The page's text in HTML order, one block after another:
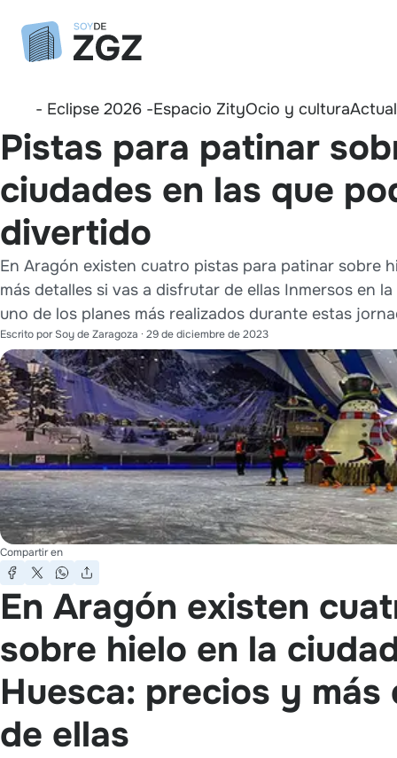
- Eclipse 2026 -Espacio ZityOcio y cultura
Pistas para patinar
ciudades en las que
divertido
En Aragón existen cuatro pistas para patinar sobre
más detalles si vas a disfrutar de ellas Inmersos en
uno de los planes más realizados durante estas
Escrito porSoy de Zaragoza · 29 de diciembre de 2023
Compartir en
En Aragón existen
sobre hielo en la
Huesca: precios y
de ellas